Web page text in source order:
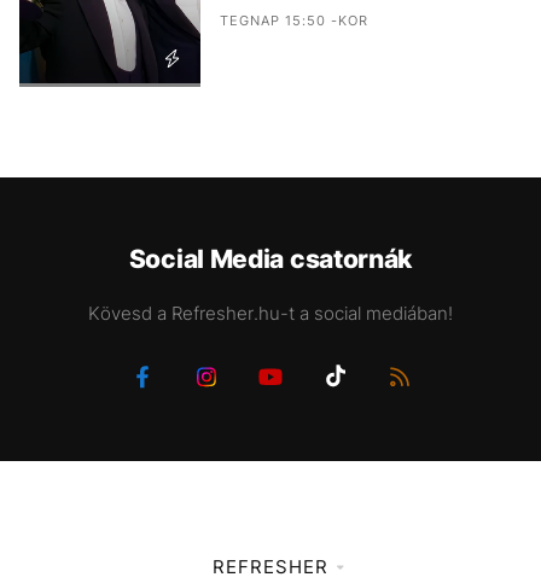
TEGNAP 15:50 -KOR
Social Media csatornák
Kövesd a Refresher.hu-t a social mediában!
REFRESHER